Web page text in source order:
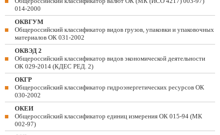
014-2000
ОКВГУМ
Общероссийский классификатор видов грузов, упаковки и упаковочных
материалов ОК 031-2002
ОКВЭД 2
Общероссийский классификатор видов экономической деятельности
ОК 029-2014 (КДЕС РЕД. 2)
ОКГР
Общероссийский классификатор гидроэнергетических ресурсов ОК
030-2002
ОКЕИ
Общероссийский классификатор единиц измерения ОК 015-94 (МК
002-97)